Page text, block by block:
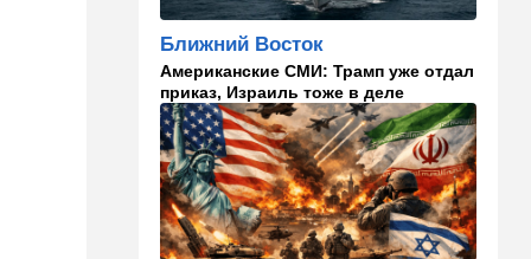
главаря ХАМАСа:
решение"
15:54 Ближний Восток
Расследование инцидента у
деревни Тель: ошибки
армии и героизм бойцов
15:36 В мире
Еще одно громкое
Ближний Восток
Американские СМИ: Трамп уже отдал
приказ, Израиль тоже в деле